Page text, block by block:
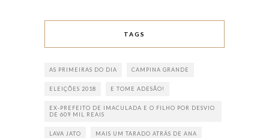
TAGS
AS PRIMEIRAS DO DIA CAMPINA GRANDE
ELEIÇÕES 2018 E TOME ADESÃO!
EX-PREFEITO DE IMACULADA E O FILHO POR DESVIO
DE 609 MIL REAIS
LAVA JATO MAIS UM TARADO ATRÁS DE ANA